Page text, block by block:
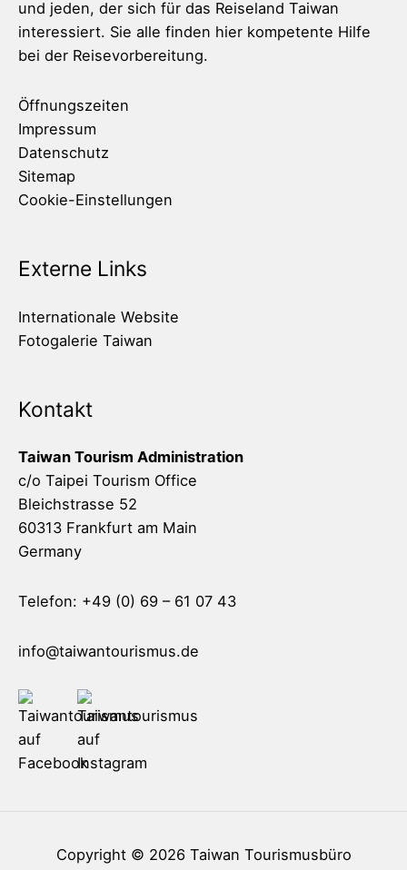
und jeden, der sich für das Reiseland Taiwan
interessiert. Sie alle finden hier kompetente Hilfe
bei der Reisevorbereitung.
Öffnungszeiten
Impressum
Datenschutz
Sitemap
Cookie-Einstellungen
Externe Links
Internationale Website
Fotogalerie Taiwan
Kontakt
Taiwan Tourism Administration
c/o Taipei Tourism Office
Bleichstrasse 52
60313 Frankfurt am Main
Germany
Telefon: +49 (0) 69 – 61 07 43
info@taiwantourismus.de
Copyright © 2026 Taiwan Tourismusbüro